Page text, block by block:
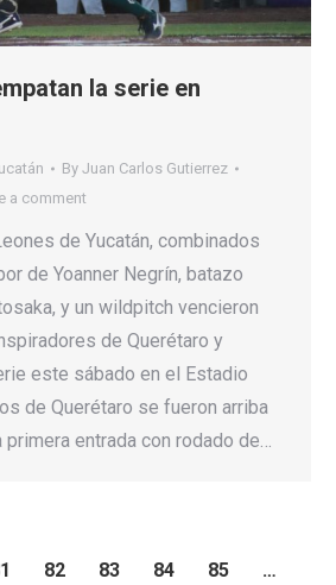
la serie en
By Juan Carlos Gutierrez
a comment
de Yucatán, combinados
de Yoanner Negrín, batazo
y un wildpitch vencieron
de Querétaro y
este sábado en el Estadio
de Querétaro se fueron arriba
primera entrada con rodado de…
82 83 84 85 …